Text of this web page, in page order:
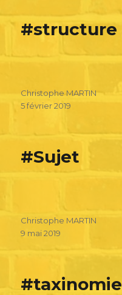
#structure
Christophe MARTIN
5 février 2019
#Sujet
Christophe MARTIN
9 mai 2019
#taxinomie